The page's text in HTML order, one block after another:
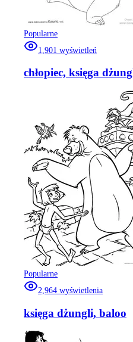
Popularne
1,901 wyświetleń
chłopiec, księga
Popularne
2,964 wyświetlenia
księga dżungli, baloo